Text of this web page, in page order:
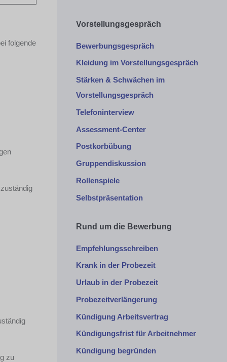
folgende
zu
Vorstellungsgespräch
Bewerbungsgespräch
Kleidung im Vorstellungsgespräch
Stärken & Schwächen im
Vorstellungsgespräch
Telefoninterview
Assessment-Center
Postkorbübung
Gruppendiskussion
Rollenspiele
Selbstpräsentation
Rund um die Bewerbung
Empfehlungsschreiben
Krank in der Probezeit
Urlaub in der Probezeit
Probezeitverlängerung
Kündigung Arbeitsvertrag
Kündigungsfrist für Arbeitnehmer
Kündigung begründen